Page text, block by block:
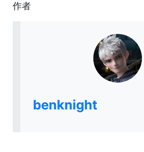
作者
benknight